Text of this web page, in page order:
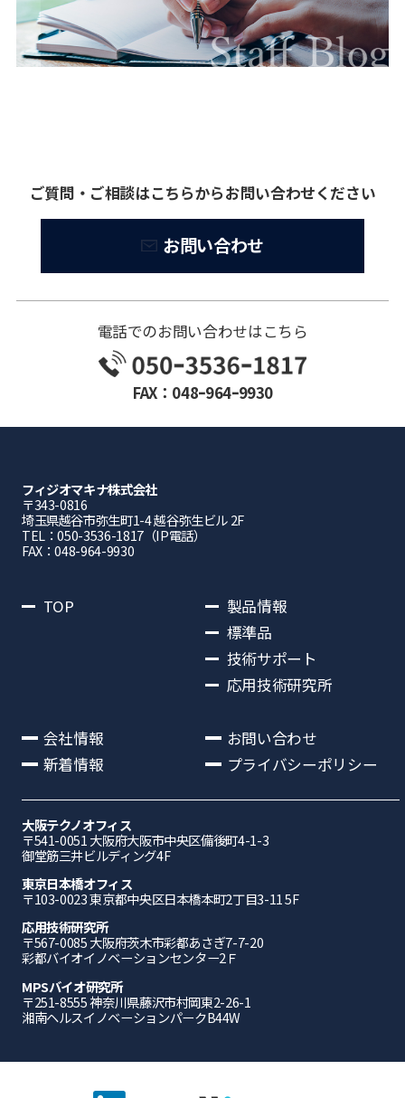
ご質問・ご相談はこちらからお問い合わせください
お問い合わせ
電話でのお問い合わせはこちら
FAX：048ｰ964ｰ9930
フィジオマキナ株式会社
〒343-0816
埼⽟県越⾕市弥⽣町1-4 越⾕弥⽣ビル 2F
TEL：050-3536-1817（IP電話）
FAX：048-964-9930
TOP
製品情報
標準品
技術サポート
応用技術研究所
会社情報
新着情報
お問い合わせ
プライバシーポリシー
大阪テクノオフィス
〒541-0051 ⼤阪府⼤阪市中央区備後町4-1-3
御堂筋三井ビルディング4F
東京日本橋オフィス
〒103-0023 東京都中央区日本橋本町2丁目3-11 5F
応⽤技術研究所
〒567-0085 ⼤阪府茨⽊市彩都あさぎ7-7-20
彩都バイオイノベーションセンター2Ｆ
MPSバイオ研究所
〒251-8555 神奈川県藤沢市村岡東2-26-1
湘南ヘルスイノベーションパークB44W